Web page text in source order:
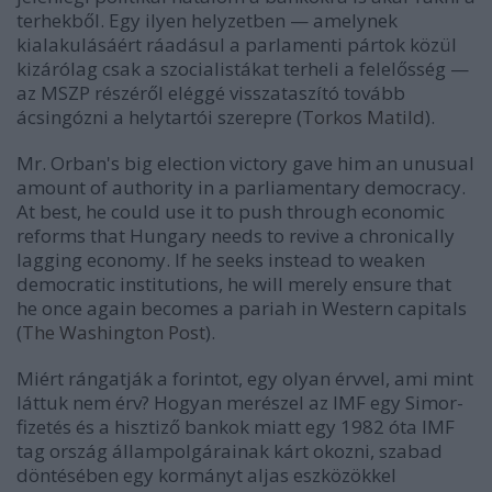
terhekből. Egy ilyen helyzetben — amelynek
kialakulásáért ráadásul a parlamenti pártok közül
kizárólag csak a szocialistákat terheli a felelősség —
az MSZP részéről eléggé visszataszító tovább
ácsingózni a helytartói szerepre (Torkos Matild).
Mr. Orban's big election victory gave him an unusual
amount of authority in a parliamentary democracy.
At best, he could use it to push through economic
reforms that Hungary needs to revive a chronically
lagging economy. If he seeks instead to weaken
democratic institutions, he will merely ensure that
he once again becomes a pariah in Western capitals
(The Washington Post).
Miért rángatják a forintot, egy olyan érvvel, ami mint
láttuk nem érv? Hogyan merészel az IMF egy Simor-
fizetés és a hisztiző bankok miatt egy 1982 óta IMF
tag ország állampolgárainak kárt okozni, szabad
döntésében egy kormányt aljas eszközökkel